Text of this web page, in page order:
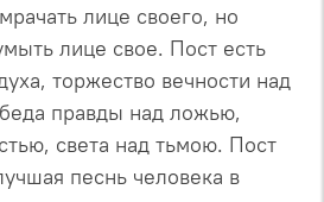
лице своего, но
лице свое. Пост есть
торжество вечности над
правды над ложью,
света над тьмою. Пост
песнь человека в